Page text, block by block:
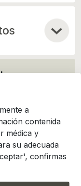
y
para
a
contenida
médica y
su adecuada
confirmas